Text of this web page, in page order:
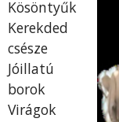
Kösöntyűk
Kerekded
csésze
Jóillatú
borok
Virágok